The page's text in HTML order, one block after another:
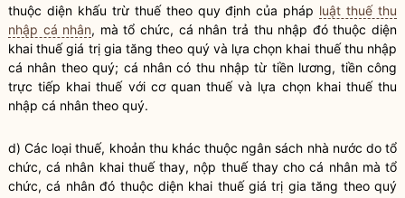
thuộc diện khấu trừ thuếtheo quy định của pháp luật thuế thu
nhập cá nhân, mà tổ chức, cá nhân trả thu nhập đó thuộc diện
khaithuếgiá trị gia tăng theo quý và lựa chọn khai thuếthu nhập
cá nhân theo quý; cá nhân có thu nhập từ tiền lương, tiền công
trực tiếp khaithuếvới cơ quanthuếvà lựa chọn khai thuếthu
nhập cá nhân theo quý.
d) Các loạithuế, khoản thu khác thuộc ngân sách nhà nước do tổ
chức, cá nhân khai thuếthay, nộp thuếthay cho cá nhân mà tổ
chức, cá nhân đó thuộc diện khai thuếgiá trị gia tăng theo quý